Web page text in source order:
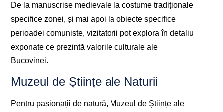
De la manuscrise medievale la costume tradiționale
specifice zonei, și mai apoi la obiecte specifice
perioadei comuniste, vizitatorii pot explora în detaliu
exponate ce prezintă valorile culturale ale
Bucovinei.
Muzeul de Științe ale Naturii
Pentru pasionații de natură, Muzeul de Științe ale